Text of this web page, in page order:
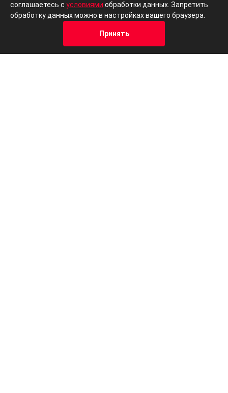
Система удержания в полосе
LKA
-
-
соглашаетесь с условиями обработки данных. Запретить
обработку данных можно в настройках вашего браузера.
Принять
Отзывы Позвонить Адрес